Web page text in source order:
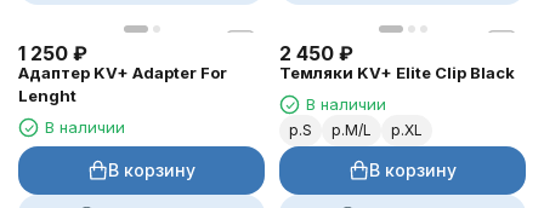
1 250 ₽
Адаптер KV+ Adapter For
Lenght
В наличии
В корзину
2 450 ₽
Темляки KV+ Elite Clip Black
В наличии
р.S р.M/L р.XL
В корзину